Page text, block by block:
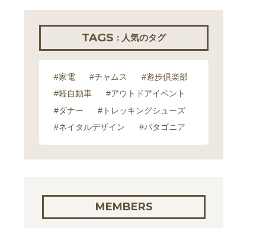
TAGS : 人気のタグ
#家電 #チャムス
#遊歩倶楽部
#軽自動車
#アウトドアイベント
#ダナー
#トレッキングシューズ
#ネイタルデザイン
#パタゴニア
MEMBERS